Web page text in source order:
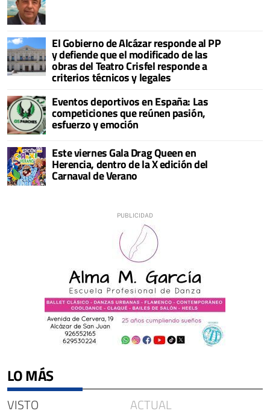
El Gobierno de Alcázar responde al PP
y defiende que el modificado de las
obras del Teatro Crisfel responde a
criterios técnicos y legales
Eventos deportivos en España: Las
competiciones que reúnen pasión,
esfuerzo y emoción
Este viernes Gala Drag Queen en
Herencia, dentro de la X edición del
Carnaval de Verano
LO MÁS
VISTO ACTUAL